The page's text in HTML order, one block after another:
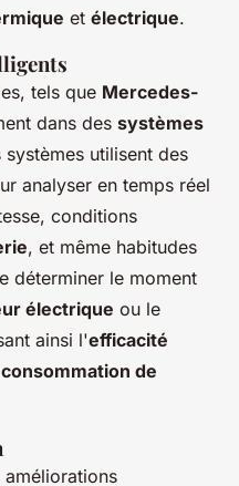
et électrique.
tels que Mercedes-
dans des systèmes
systèmes utilisent des
analyser en temps réel
conditions
, et même habitudes
déterminer le moment
électrique ou le
ainsi l'efficacité
consommation de
améliorations